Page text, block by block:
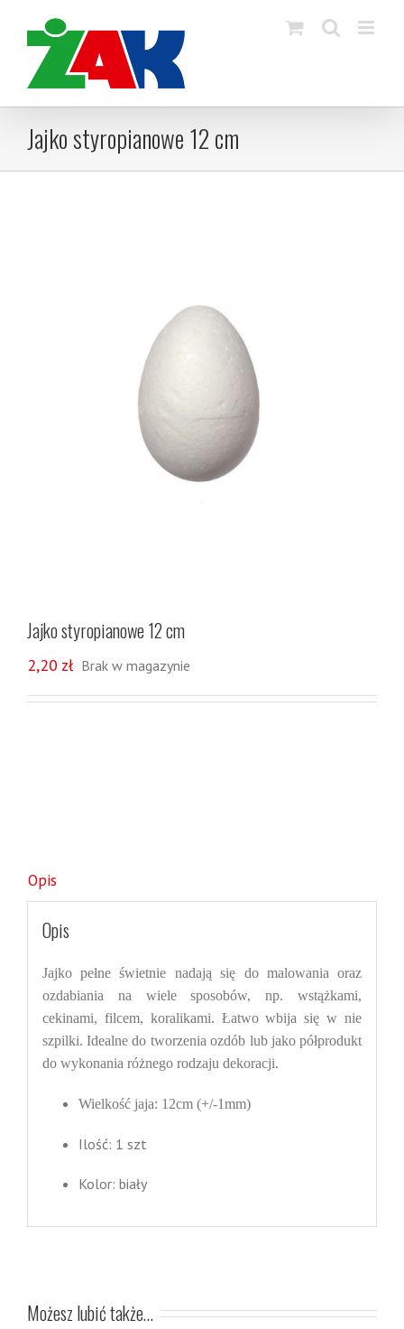
content
Jajko styropianowe 12 cm
Jajko styropianowe 12 cm
2,20 zł Brak w magazynie
Opis
Opis
Jajkopełneświetnie nadają się do malowania oraz
ozdabiania na wiele sposobów, np. wstążkami,
cekinami, filcem, koralikami. Łatwo wbija się w nie
szpilki. Idealne do tworzenia ozdób lub jako półprodukt
do wykonania różnego rodzaju dekoracji.
Wielkośćjaja: 12cm (+/-1mm)
Ilość: 1 szt
Kolor: biały
Możesz lubić także…